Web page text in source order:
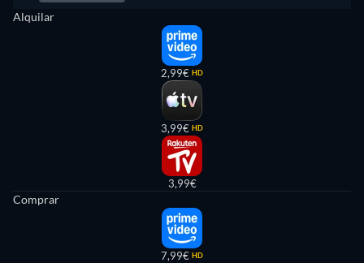
Alquilar
2,99€ HD
3,99€ HD
3,99€
Comprar
7,99€ HD